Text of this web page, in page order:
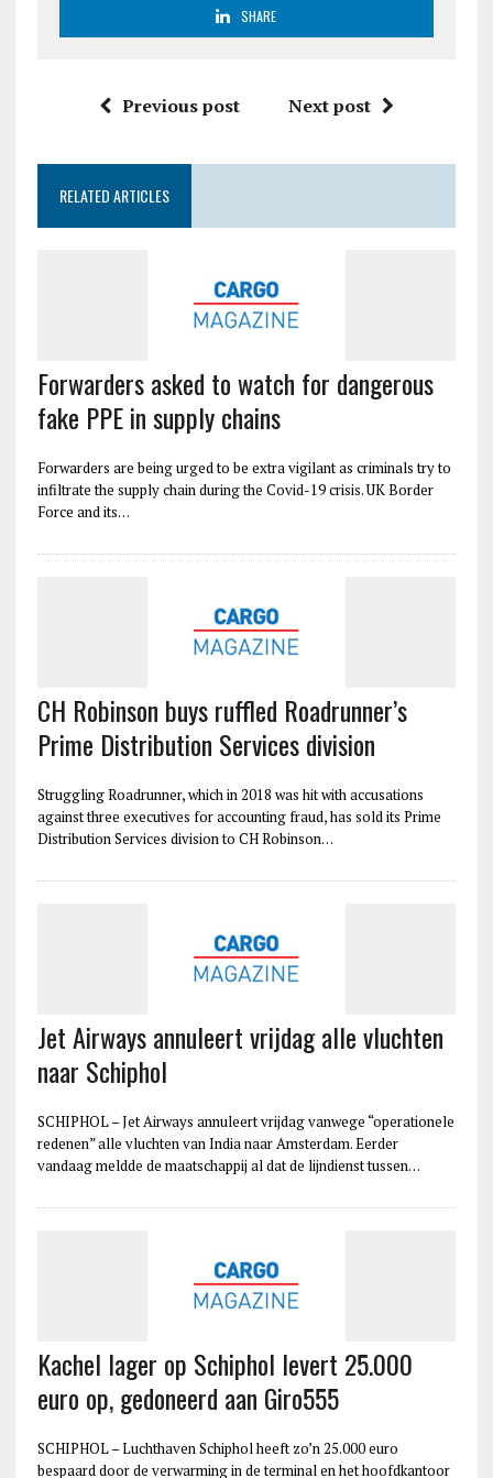
SHARE
Previous post Next post
RELATED ARTICLES
Forwarders asked to watch for dangerous
fake PPE in supply chains
Forwarders are being urged to be extra vigilant as criminals try to
infiltrate the supply chain during the Covid-19 crisis. UK Border
Force and its…
CH Robinson buys ruffled Roadrunner’s
Prime Distribution Services division
Struggling Roadrunner, which in 2018 was hit with accusations
against three executives for accounting fraud, has sold its Prime
Distribution Services division to CH Robinson…
Jet Airways annuleert vrijdag alle vluchten
naar Schiphol
SCHIPHOL – Jet Airways annuleert vrijdag vanwege “operationele
redenen” alle vluchten van India naar Amsterdam. Eerder
vandaag meldde de maatschappij al dat de lijndienst tussen…
Kachel lager op Schiphol levert 25.000
euro op, gedoneerd aan Giro555
SCHIPHOL – Luchthaven Schiphol heeft zo’n 25.000 euro
bespaard door de verwarming in de terminal en het hoofdkantoor